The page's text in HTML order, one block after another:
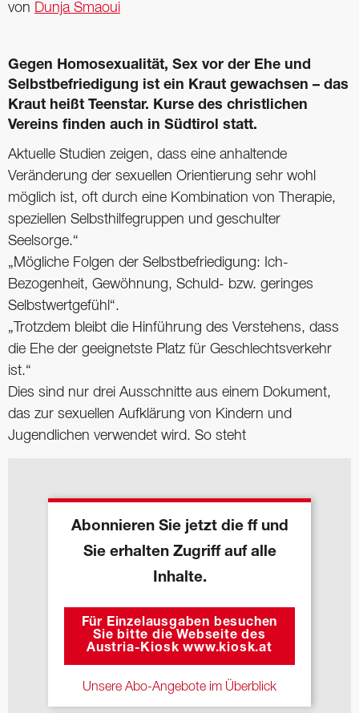
von Dunja Smaoui
Gegen Homosexualität, Sex vor der Ehe und
Selbstbefriedigung ist ein Kraut gewachsen – das
Kraut heißt Teenstar. Kurse des christlichen
Vereins finden auch in Südtirol statt.
Aktuelle Studien zeigen, dass eine anhaltende
Veränderung der sexuellen Orientierung sehr wohl
möglich ist, oft durch eine Kombination von Therapie,
speziellen Selbsthilfegruppen und geschulter
Seelsorge.“
„Mögliche Folgen der Selbstbefriedigung: Ich-
Bezogenheit, Gewöhnung, Schuld- bzw. geringes
Selbstwertgefühl“.
„Trotzdem bleibt die Hinführung des Verstehens, dass
die Ehe der geeignetste Platz für Geschlechtsverkehr
ist.“
Dies sind nur drei Ausschnitte aus einem Dokument,
das zur sexuellen Aufklärung von Kindern und
Jugendlichen verwendet wird. So steht
Abonnieren Sie jetzt die ff und
Sie erhalten Zugriff auf alle
Inhalte.
Für Einzelausgaben besuchen
Sie bitte die Webseite des
Austria-Kiosk www.kiosk.at
Unsere Abo-Angebote im Überblick